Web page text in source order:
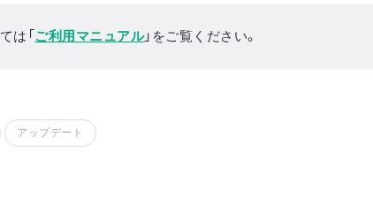
は「 ご利用マニュアル」をご覧ください。
アップデート